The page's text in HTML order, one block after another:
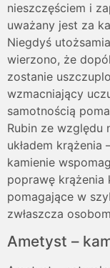
nieszczęściem i
uważany jest za
Niegdyś
wierzono, że
zostanie
wzmacniający
samotnością
Rubin ze względu
układem
kamienie
poprawę krążenia
pomagające w
zwłaszcza
Ametyst –